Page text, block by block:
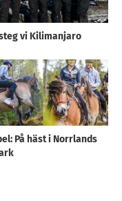
vi Kilimanjaro
På häst i Norrlands